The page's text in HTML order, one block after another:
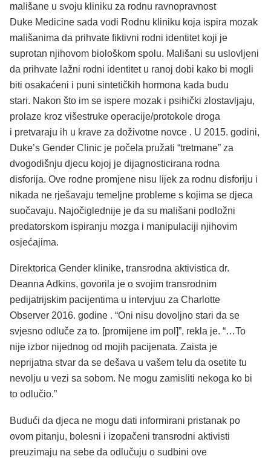
mališane u svoju kliniku za rodnu ravnopravnost
Duke Medicine sada vodi Rodnu kliniku koja ispira mozak
mališanima da prihvate fiktivni rodni identitet koji je
suprotan njihovom biološkom spolu. Mališani su uslovljeni
da prihvate lažni rodni identitet u ranoj dobi kako bi mogli
biti osakaćeni i puni sintetičkih hormona kada budu
stari. Nakon što im se ispere mozak i psihički zlostavljaju,
prolaze kroz višestruke operacije/protokole droga
i pretvaraju ih u krave za doživotne novce . U 2015. godini,
Duke’s Gender Clinic je počela pružati “tretmane” za
dvogodišnju djecu kojoj je dijagnosticirana rodna
disforija. Ove rodne promjene nisu lijek za rodnu disforiju i
nikada ne rješavaju temeljne probleme s kojima se djeca
suočavaju. Najočiglednije je da su mališani podložni
predatorskom ispiranju mozga i manipulaciji njihovim
osjećajima.
Direktorica Gender klinike, transrodna aktivistica dr.
Deanna Adkins, govorila je o svojim transrodnim
pedijatrijskim pacijentima u intervjuu za Charlotte
Observer 2016. godine . “Oni nisu dovoljno stari da se
svjesno odluče za to. [promijene im pol]”, rekla je. “…To
nije izbor nijednog od mojih pacijenata. Zaista je
neprijatna stvar da se dešava u vašem telu da osetite tu
nevolju u vezi sa sobom. Ne mogu zamisliti nekoga ko bi
to odlučio.”
Budući da djeca ne mogu dati informirani pristanak po
ovom pitanju, bolesni i izopačeni transrodni aktivisti
preuzimaju na sebe da odlučuju o sudbini ove